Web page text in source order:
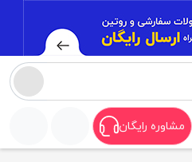
مشاوره رایگان